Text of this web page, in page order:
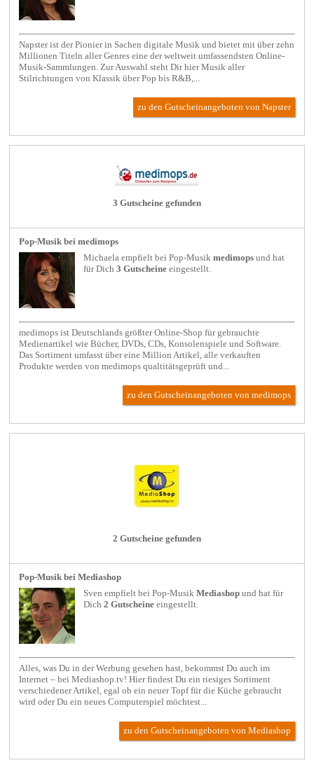
Napster ist der Pionier in Sachen digitale Musik und bietet mit über zehn
Millionen Titeln aller Genres eine der weltweit umfassendsten Online-
Musik-Sammlungen. Zur Auswahl steht Dir hier Musik aller
Stilrichtungen von Klassik über Pop bis R&B,...
zu den Gutscheinangeboten von Napster
3 Gutscheine gefunden
Pop-Musik bei medimops
Michaela empfielt beiPop-Musik medimops und hat
für Dich3 Gutscheine eingestellt.
medimops ist Deutschlands größter Online-Shop für gebrauchte
Medienartikel wie Bücher, DVDs, CDs, Konsolenspiele und Software.
Das Sortiment umfasst über eine Million Artikel, alle verkauften
Produkte werden von medimops qualtitätsgeprüft und...
zu den Gutscheinangeboten von medimops
2 Gutscheine gefunden
Pop-Musik bei Mediashop
Sven empfielt beiPop-Musik Mediashop und hat für
Dich2 Gutscheine eingestellt.
Alles, was Du in der Werbung gesehen hast, bekommst Du auch im
Internet – bei Mediashop.tv! Hier findest Du ein riesiges Sortiment
verschiedener Artikel, egal ob ein neuer Topf für die Küche gebraucht
wird oder Du ein neues Computerspiel möchtest...
zu den Gutscheinangeboten von Mediashop